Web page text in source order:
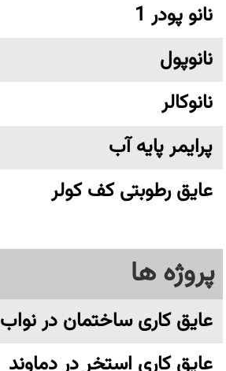
نانو پودر 1
نانوپول
نانوکالر
پرایمر پایه آب
عایق رطوبتی کف کولر
پروژه ها
عایق کاری ساختمان در نواب
عایق کاری استخر در دماوند